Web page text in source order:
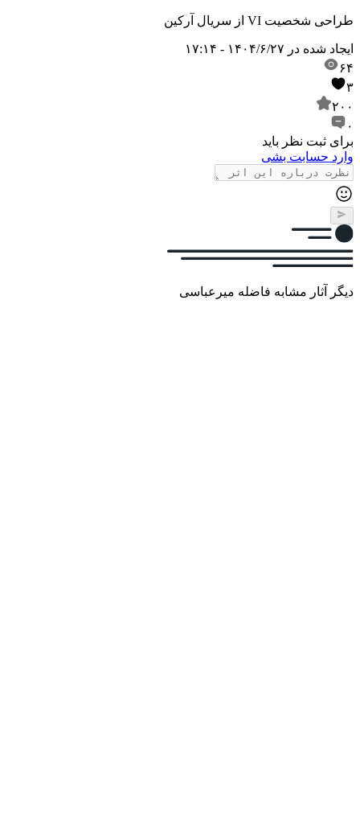
طراحی شخصیت VI از سریال آرکین
ایجاد شده در ۱۴۰۴/۶/۲۷ - ۱۷:۱۴
۶۴
۳
۲۰۰
۰
برای ثبت نظر باید
وارد حسابت بشی
دیگر آثار مشابه فاضله میرعباسی